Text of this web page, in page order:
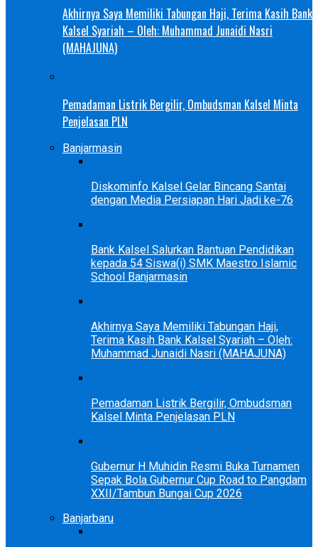
Akhirnya Saya Memiliki Tabungan Haji, Terima Kasih Bank
Kalsel Syariah – Oleh: Muhammad Junaidi Nasri
(MAHAJUNA)
Pemadaman Listrik Bergilir, Ombudsman Kalsel Minta
Penjelasan PLN
Banjarmasin
Diskominfo Kalsel Gelar Bincang Santai
dengan Media Persiapan Hari Jadi ke-76
Bank Kalsel Salurkan Bantuan Pendidikan
kepada 54 Siswa(i) SMK Maestro Islamic
School Banjarmasin
Akhirnya Saya Memiliki Tabungan Haji,
Terima Kasih Bank Kalsel Syariah – Oleh:
Muhammad Junaidi Nasri (MAHAJUNA)
Pemadaman Listrik Bergilir, Ombudsman
Kalsel Minta Penjelasan PLN
Gubernur H Muhidin Resmi Buka Turnamen
Sepak Bola Gubernur Cup Road to Pangdam
XXII/Tambun Bungai Cup 2026
Banjarbaru